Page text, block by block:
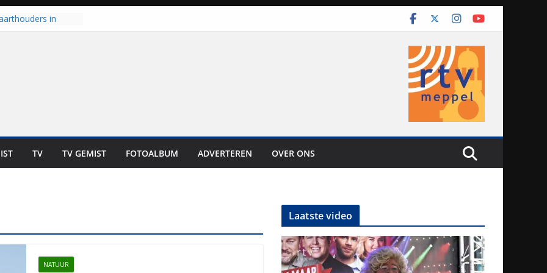
in
KNVB
in gebruik
TV TV GEMIST FOTOALBUM ADVERTEREN OVER ONS
NATUUR
Laatste video